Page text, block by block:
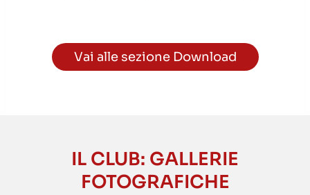
Vai alle sezione Download
IL CLUB: GALLERIE
FOTOGRAFICHE